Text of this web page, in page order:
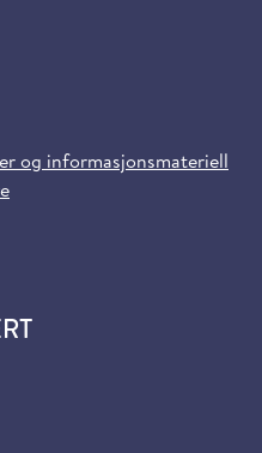
og informasjonsmateriell